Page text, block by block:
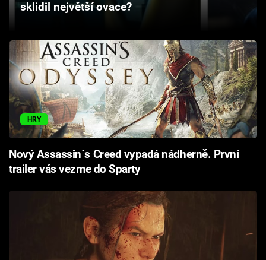
Pořady
TV Program
Sledujte prima+
Přihlášení
Sledujte nás
sklidil největší ovace?
HRY
Nový Assassin´s Creed vypadá nádherně. První
trailer vás vezme do Sparty